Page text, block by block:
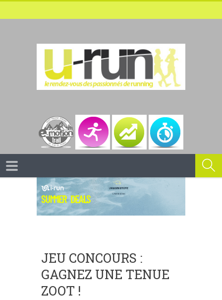
JEU CONCOURS :
GAGNEZ UNE TENUE
ZOOT !